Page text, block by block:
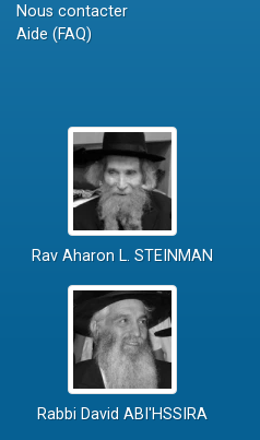
Nous contacter
Aide (FAQ)
Rav Aharon L. STEINMAN
Rabbi David ABI'HSSIRA